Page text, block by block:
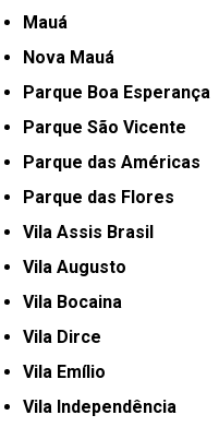
Mauá
Nova Mauá
Parque Boa Esperança
Parque São Vicente
Parque das Américas
Parque das Flores
Vila Assis Brasil
Vila Augusto
Vila Bocaina
Vila Dirce
Vila Emílio
Vila Independência